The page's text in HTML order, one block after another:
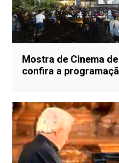
Mostra de Cinema
confira a